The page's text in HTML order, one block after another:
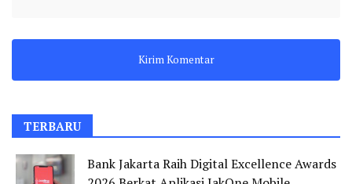
TERBARU
Bank Jakarta Raih Digital Excellence Awards